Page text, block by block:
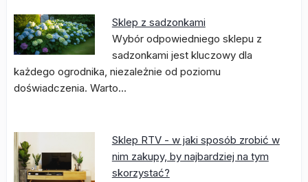
Sklep z sadzonkami
Wybór odpowiedniego sklepu z
sadzonkami jest kluczowy dla
każdego ogrodnika, niezależnie od poziomu
doświadczenia. Warto…
Sklep RTV - w jaki sposób zrobić w
nim zakupy, by najbardziej na tym
skorzystać?